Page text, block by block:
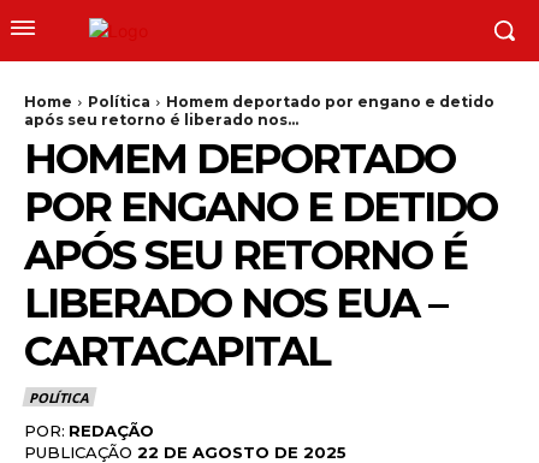
Home Política
Homem deportado por engano e detido
após seu retorno é liberado nos...
HOMEM DEPORTADO
POR ENGANO E DETIDO
APÓS SEU RETORNO É
LIBERADO NOS EUA –
CARTACAPITAL
POLÍTICA
POR: REDAÇÃO
PUBLICAÇÃO 22 DE AGOSTO DE 2025